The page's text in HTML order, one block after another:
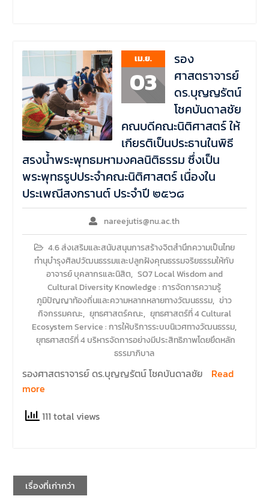
เม.ย.
03
รอง
ศาสตราจารย์
ดร.บุญญรัตน์
โชคบันดาลชัย
คณบดีคณะนิติศาสตร์ ให้
เกียรติเป็นประธานในพิธี
สรงน้ำพระพุทธมหามงคลนิติธรรม ซึ่งเป็น
พระพุทธรูปประจำคณะนิติศาสตร์ เนื่องใน
ประเพณีสงกรานต์ ประจำปี ๒๕๖๘
nareejutis@nu.ac.th
4.6 ส่งเสริมและสนับสนุนการสร้างจิตสำนึกความเป็นไทย
ทำนุบำรุงศิลปวัฒนธรรมและปลูกฝังคุณธรรมจริยธรรมให้กับ
อาจารย์ บุคลากรและนิสิต, SO7 Local Wisdom and
Cultural Diversity Knowledge : การจัดการความรู้
ภูมิปัญญาท้องถิ่นและความหลากหลายทางวัฒนธรรม, ข่าว
กิจกรรมคณะ, ยุทธศาสตร์คณะ, ยุทธศาสตร์ที่ 4 Cultural
Ecosystem Service : การให้บริการระบบนิเวศทางวัฒนธรรม,
ยุทธศาสตร์ที่ 4 บริหารจัดการอย่างมีประสิทธิภาพโดยยึดหลัก
ธรรมาภิบาล
รองศาสตราจารย์ ดร.บุญญรัตน์ โชคบันดาลชัย
Read
more
111 total views
เรื่องที่เก่ากว่า